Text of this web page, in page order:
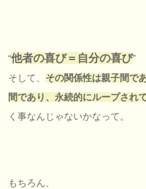
“他者の喜び＝自分の喜び”
そして、 その関係性は親子間で
間であり、永続的にループされ
く事なんじゃないかなって。
もちろん、